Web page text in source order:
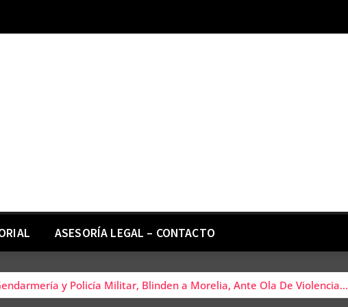
ASESORÍA LEGAL – CONTACTO
y Policía Militar, Blinden a Morelia, Ante Ola De Violencia…